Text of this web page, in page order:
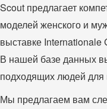
Scout предлагает
моделей женского и
выставке
В нашей базе данных
подходящих людей для
Мы предлагаем вам